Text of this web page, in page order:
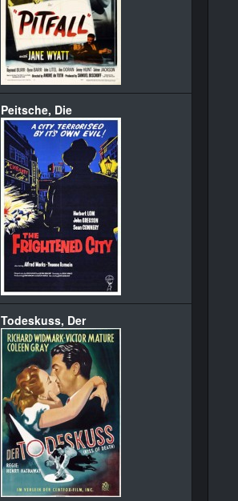
Peitsche, Die
Todeskuss, Der